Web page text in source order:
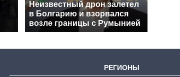
Неизвестный дрон залетел
в Болгарию и взорвался
возле границы с Румынией
РЕГИОНЫ